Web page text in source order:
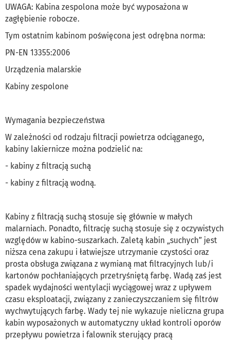
UWAGA: Kabina zespolona może być wyposażona w
zagłębienie robocze.
Tym ostatnim kabinom poświęcona jest odrębna norma:
PN-EN 13355:2006
Urządzenia malarskie
Kabiny zespolone
Wymagania bezpieczeństwa
W zależności od rodzaju filtracji powietrza odciąganego,
kabiny lakiernicze można podzielić na:
- kabiny z filtracją suchą
- kabiny z filtracją wodną.
Kabiny z filtracją suchą stosuje się głównie w małych
malarniach. Ponadto, filtrację suchą stosuje się z oczywistych
względów w kabino-suszarkach. Zaletą kabin „suchych” jest
niższa cena zakupu i łatwiejsze utrzymanie czystości oraz
prosta obsługa związana z wymianą mat filtracyjnych lub/i
kartonów pochłaniających przetryśniętą farbę. Wadą zaś jest
spadek wydajności wentylacji wyciągowej wraz z upływem
czasu eksploatacji, związany z zanieczyszczaniem się filtrów
wychwytujących farbę. Wady tej nie wykazuje nieliczna grupa
kabin wyposażonych w automatyczny układ kontroli oporów
przepływu powietrza i falownik sterujący pracą